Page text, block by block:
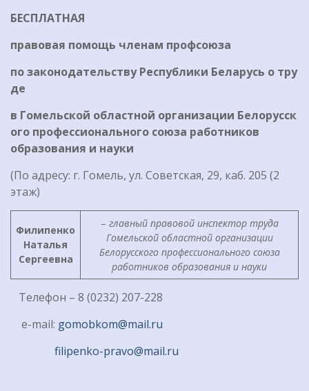
БЕСПЛАТНАЯ
правовая помощь членам профсоюза
позаконодательству Республики Беларусь о тру
де
в Гомельской областной организации Белорусск
ого профессионального союза работников
образования и науки
(По адресу: г. Гомель, ул. Советская, 29, каб. 205 (2
этаж)
Филипенко
Наталья
Сергеевна
– главный правовой инспектор труда
Гомельской областной организации
Белорусского профессионального союза
работников образования и науки
Телефон – 8 (0232) 207-228
e-mail: gomobkom@mail.ru
filipenko-pravо@mail.ru